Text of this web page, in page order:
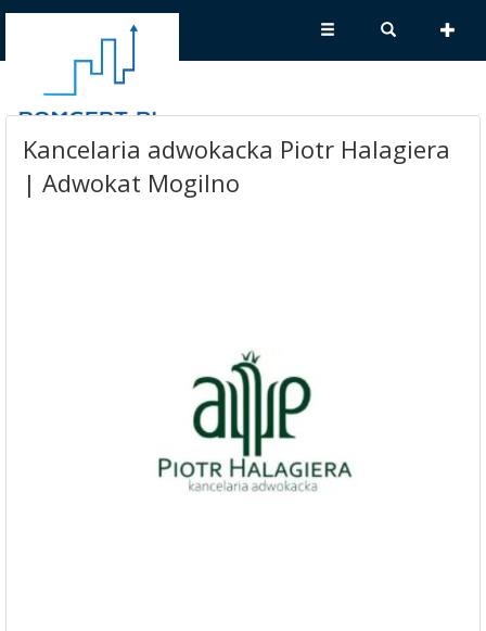
Kancelaria adwokacka Piotr Halagiera
| Adwokat Mogilno